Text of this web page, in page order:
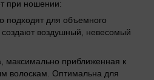
при ношении:
подходят для объемного
воздушный, невесомый
приближенная к
волоскам. Оптимальна для